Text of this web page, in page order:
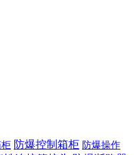
防爆控制箱柜 防爆操作